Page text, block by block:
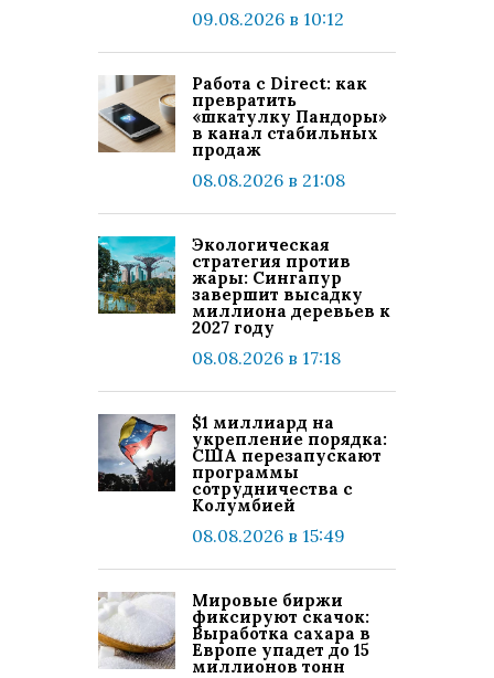
09.08.2026 в 10:12
Работа с Direct: как
превратить
«шкатулку Пандоры»
в канал стабильных
продаж
08.08.2026 в 21:08
Экологическая
стратегия против
жары: Сингапур
завершит высадку
миллиона деревьев к
2027 году
08.08.2026 в 17:18
$1 миллиард на
укрепление порядка:
США перезапускают
программы
сотрудничества с
Колумбией
08.08.2026 в 15:49
Мировые биржи
фиксируют скачок:
Выработка сахара в
Европе упадет до 15
миллионов тонн